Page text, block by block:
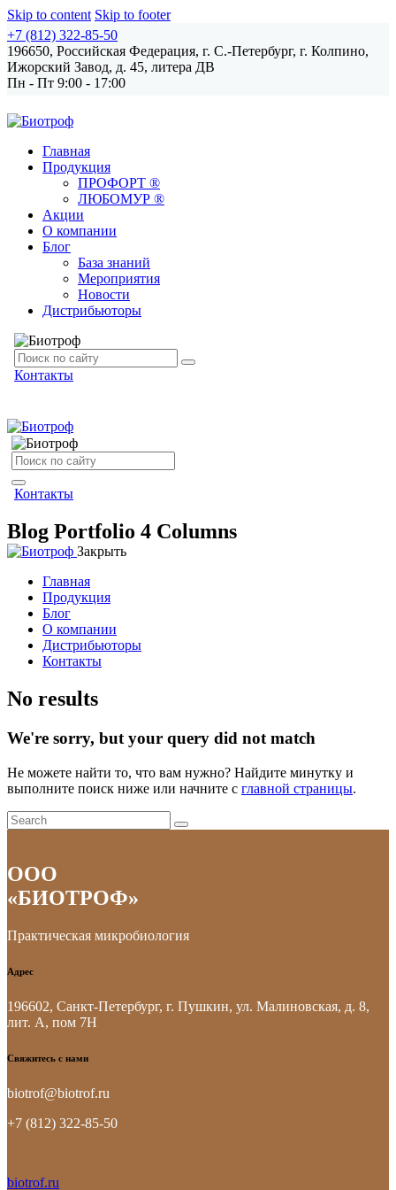
Skip to content Skip to footer
+7 (812) 322-85-50
196650, Российская Федерация, г. С.-Петербург, г. Колпино,
Ижорский Завод, д. 45, литера ДВ
Пн - Пт 9:00 - 17:00
Главная
Продукция
ПРОФОРТ ®
ЛЮБОМУР ®
Акции
О компании
Блог
База знаний
Мероприятия
Новости
Дистрибьюторы
Контакты
Контакты
Blog Portfolio 4 Columns
Закрыть
Главная
Продукция
Блог
О компании
Дистрибьюторы
Контакты
No results
We're sorry, but your query did not match
Не можете найти то, что вам нужно? Найдите минутку и
выполните поиск ниже или начните с главной страницы.
ООО
«БИОТРОФ»
Практическая микробиология
Адрес
196602, Санкт-Петербург, г. Пушкин, ул. Малиновская, д. 8,
лит. А, пом 7Н
Свяжитесь с нами
biotrof@biotrof.ru
+7 (812) 322-85-50
biotrof.ru